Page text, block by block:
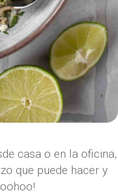
casa o en la oficina,
que puede hacer y